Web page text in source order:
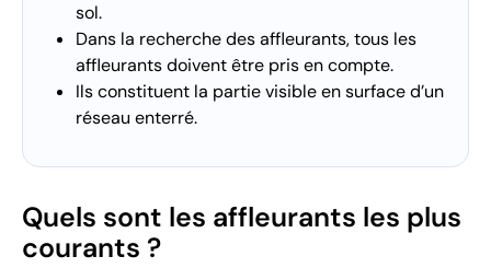
sol.
Dans la recherche des affleurants, tous les
affleurants doivent être pris en compte.
Ils constituent la partie visible en surface d’un
réseau enterré.
Quels sont les affleurants les plus
courants ?